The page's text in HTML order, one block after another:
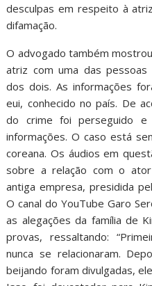
desculpas em respeito à
difamação.
O advogado também
atriz com uma das pessoas
dos dois. As informações
eui, conhecido no país. De
do crime foi perseguido e
informações. O caso está
coreana. Os áudios em
sobre a relação com o
antiga empresa, presidida
O canal do YouTube Garo
as alegações da família de
provas, ressaltando:
nunca se relacionaram.
beijando foram divulgadas,